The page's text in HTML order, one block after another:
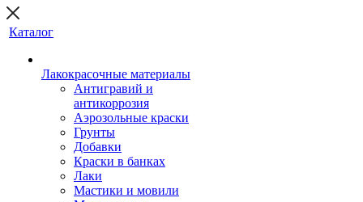
Каталог
Лакокрасочные материалы
Антигравий и
антикоррозия
Аэрозольные краски
Грунты
Добавки
Краски в банках
Лаки
Мастики и мовили